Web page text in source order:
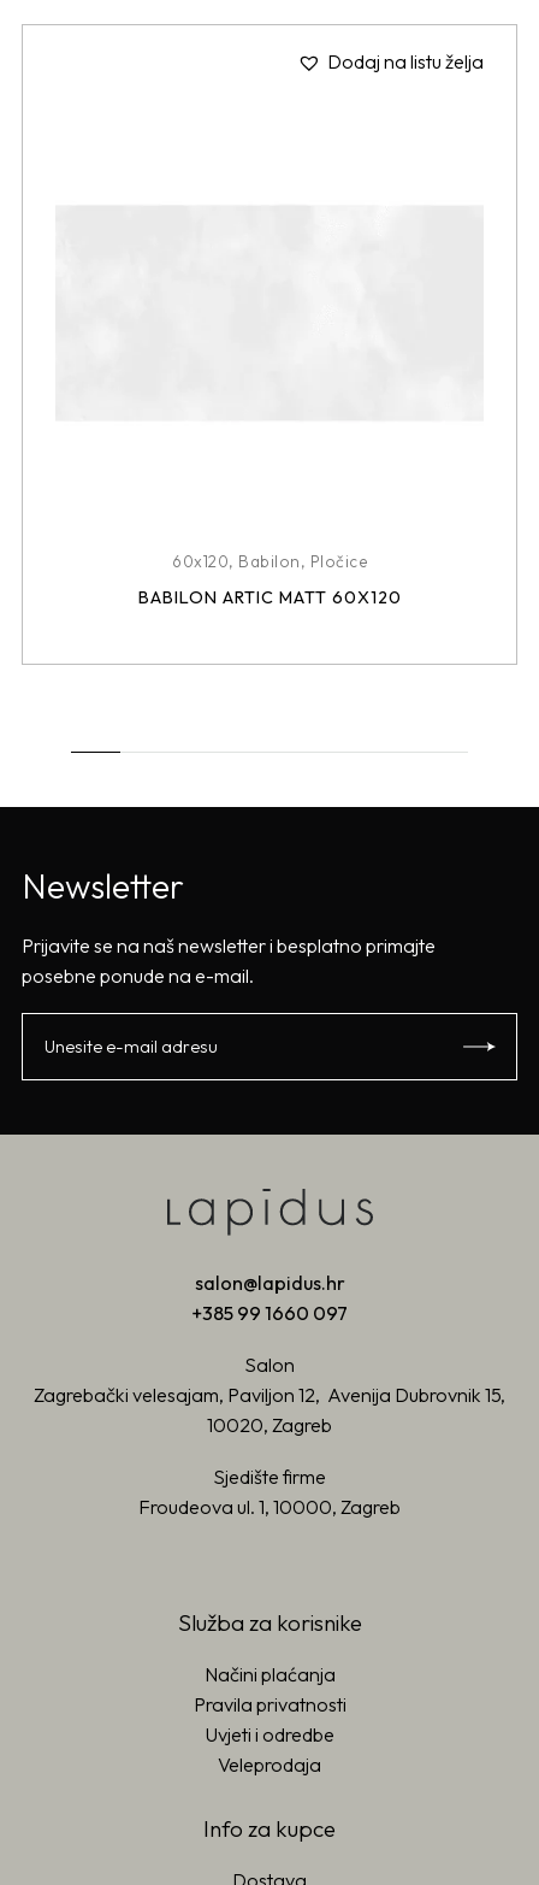
Dodaj na listu želja
60x120, Babilon, Pločice
BABILON ARTIC MATT 60X120
Newsletter
Prijavite se na naš newsletter i besplatno primajte
posebne ponude na e-mail.
salon@lapidus.hr
+385 99 1660 097
Salon
Zagrebački velesajam, Paviljon 12, Avenija Dubrovnik 15,
10020, Zagreb
Sjedište firme
Froudeova ul. 1, 10000, Zagreb
Služba za korisnike
Načini plaćanja
Pravila privatnosti
Uvjeti i odredbe
Veleprodaja
Info za kupce
Dostava